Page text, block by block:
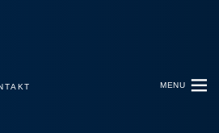
MENU